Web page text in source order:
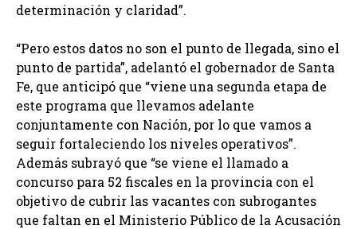
determinación y claridad”.
“Pero estos datos no son el punto de llegada, sino el
punto de partida”, adelantó el gobernador de Santa
Fe, que anticipó que “viene una segunda etapa de
este programa que llevamos adelante
conjuntamente con Nación, por lo que vamos a
seguir fortaleciendo los niveles operativos”.
Además subrayó que “se viene el llamado a
concurso para 52 fiscales en la provincia con el
objetivo de cubrir las vacantes con subrogantes
que faltan en el Ministerio Público de la Acusación